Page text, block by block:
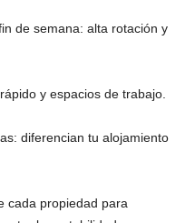
de semana: alta rotación y
y espacios de trabajo.
diferencian tu alojamiento
cada propiedad para